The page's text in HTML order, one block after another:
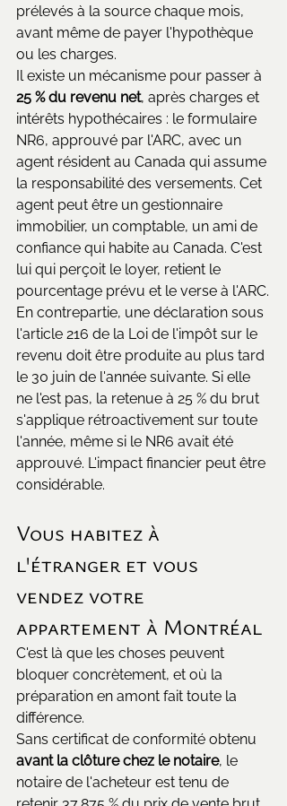
prélevés à la source chaque mois,
avant même de payer l'hypothèque
ou les charges.
Il existe un mécanisme pour passer à
25 % du revenu net, après charges et
intérêts hypothécaires : le formulaire
NR6, approuvé par l'ARC, avec un
agent résident au Canada qui assume
la responsabilité des versements. Cet
agent peut être un gestionnaire
immobilier, un comptable, un ami de
confiance qui habite au Canada. C'est
lui qui perçoit le loyer, retient le
pourcentage prévu et le verse à l'ARC.
En contrepartie, une déclaration sous
l'article 216 de la Loi de l'impôt sur le
revenu doit être produite au plus tard
le 30 juin de l'année suivante. Si elle
ne l'est pas, la retenue à 25 % du brut
s'applique rétroactivement sur toute
l'année, même si le NR6 avait été
approuvé. L'impact financier peut être
considérable.
Vous habitez à
l'étranger et vous
vendez votre
appartement à Montréal
C'est là que les choses peuvent
bloquer concrètement, et où la
préparation en amont fait toute la
différence.
Sans certificat de conformité obtenu
avant la clôture chez le notaire, le
notaire de l'acheteur est tenu de